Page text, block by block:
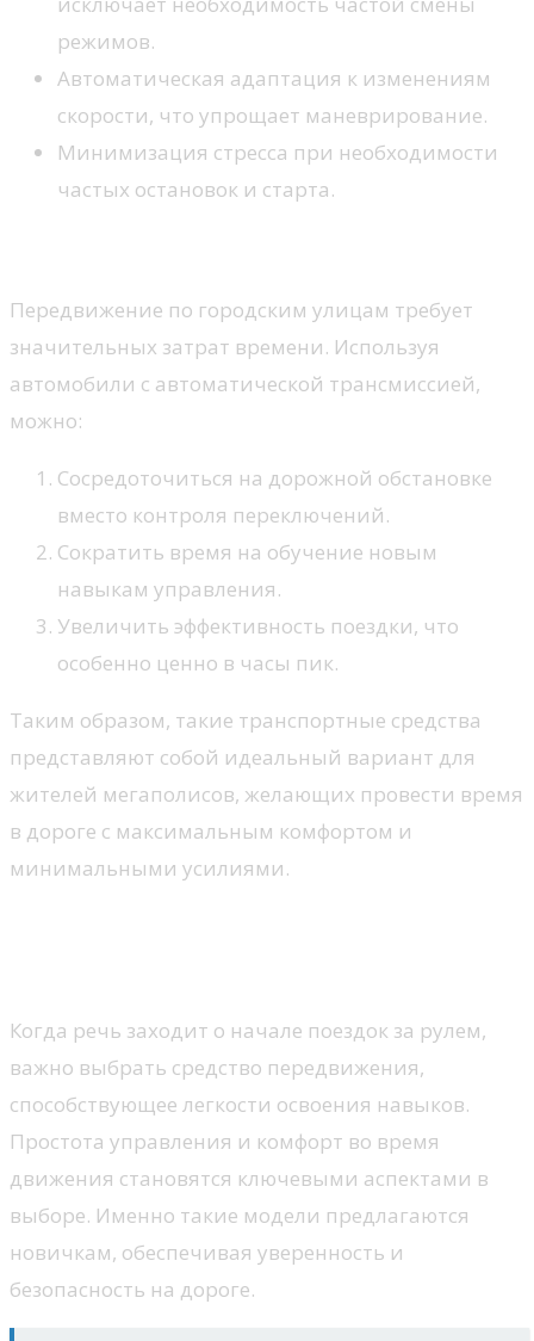
режимов.
Автоматическая адаптация к изменениям
скорости, что упрощает маневрирование.
Минимизация стресса при необходимости
частых остановок и старта.
Передвижение по городским улицам требует
значительных затрат времени. Используя
автомобили с автоматической трансмиссией,
можно:
Сосредоточиться на дорожной обстановке
вместо контроля переключений.
Сократить время на обучение новым
навыкам управления.
Увеличить эффективность поездки, что
особенно ценно в часы пик.
Таким образом, такие транспортные средства
представляют собой идеальный вариант для
жителей мегаполисов, желающих провести время
в дороге с максимальным комфортом и
минимальными усилиями.
Когда речь заходит о начале поездок за рулем,
важно выбрать средство передвижения,
способствующее легкости освоения навыков.
Простота управления и комфорт во время
движения становятся ключевыми аспектами в
выборе. Именно такие модели предлагаются
новичкам, обеспечивая уверенность и
безопасность на дороге.